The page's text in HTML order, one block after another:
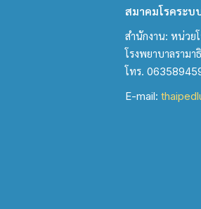
สมาคมโรคระบ
สำนักงาน: หน่วย
โรงพยาบาลราม
โทร.
E-mail: